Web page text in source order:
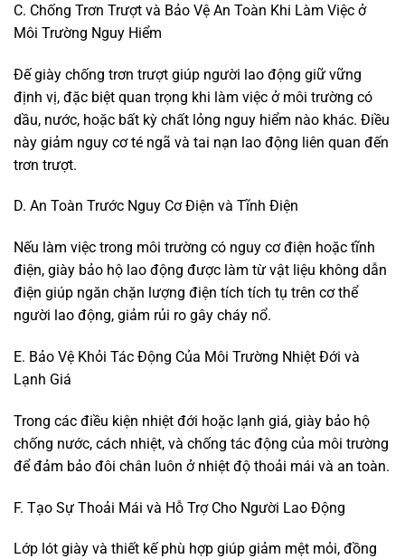
C. Chống Trơn Trượt và Bảo Vệ An Toàn Khi Làm Việc ở
Môi Trường Nguy Hiểm
Đế giày chống trơn trượt giúp người lao động giữ vững
định vị, đặc biệt quan trọng khi làm việc ở môi trường có
dầu, nước, hoặc bất kỳ chất lỏng nguy hiểm nào khác. Điều
này giảm nguy cơ té ngã và tai nạn lao động liên quan đến
trơn trượt.
D. An Toàn Trước Nguy Cơ Điện và Tĩnh Điện
Nếu làm việc trong môi trường có nguy cơ điện hoặc tĩnh
điện, giày bảo hộ lao động được làm từ vật liệu không dẫn
điện giúp ngăn chặn lượng điện tích tích tụ trên cơ thể
người lao động, giảm rủi ro gây cháy nổ.
E. Bảo Vệ Khỏi Tác Động Của Môi Trường Nhiệt Đới và
Lạnh Giá
Trong các điều kiện nhiệt đới hoặc lạnh giá, giày bảo hộ
chống nước, cách nhiệt, và chống tác động của môi trường
để đảm bảo đôi chân luôn ở nhiệt độ thoải mái và an toàn.
F. Tạo Sự Thoải Mái và Hỗ Trợ Cho Người Lao Động
Lớp lót giày và thiết kế phù hợp giúp giảm mệt mỏi, đồng